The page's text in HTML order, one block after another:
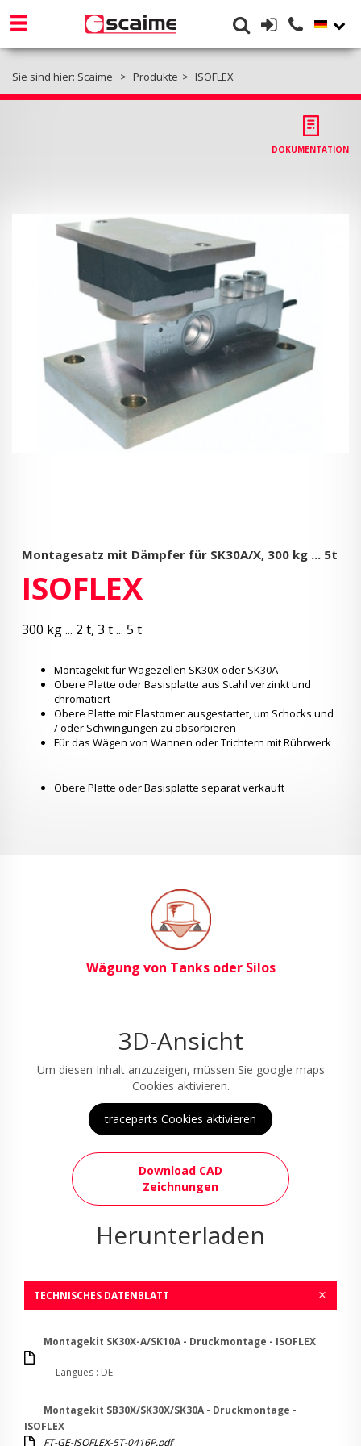
Sie sind hier: Scaime Produkte ISOFLEX
DOKUMENTATION
Montagesatz mit Dämpfer für SK30A/X, 300 kg ... 5t
ISOFLEX
300 kg ... 2 t, 3 t ... 5 t
Montagekit für Wägezellen SK30X oder SK30A
Obere Platte oder Basisplatte aus Stahl verzinkt und
chromatiert
Obere Platte mit Elastomer ausgestattet, um Schocks und
/ oder Schwingungen zu absorbieren
Für das Wägen von Wannen oder Trichtern mit Rührwerk
Obere Platte oder Basisplatte separat verkauft
Wägung von Tanks oder Silos
3D-Ansicht
Um diesen Inhalt anzuzeigen, müssen Sie google maps
Cookies aktivieren.
traceparts Cookies aktivieren
Download CAD
Zeichnungen
Herunterladen
TECHNISCHES DATENBLATT
Montagekit SK30X-A/SK10A - Druckmontage - ISOFLEX
Langues : DE
Montagekit SB30X/SK30X/SK30A - Druckmontage -
ISOFLEX
FT-GE-ISOFLEX-5T-0416P.pdf